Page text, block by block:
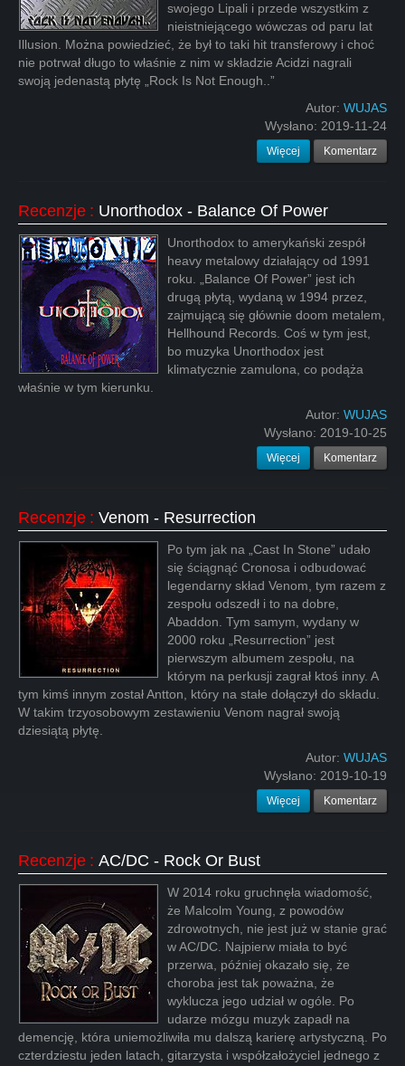
swojego Lipali i przede wszystkim z
nieistniejącego wówczas od paru lat
Illusion. Można powiedzieć, że był to taki hit transferowy i choć
nie potrwał długo to właśnie z nim w składzie Acidzi nagrali
swoją jedenastą płytę „Rock Is Not Enough..”
Autor: WUJAS
Wysłano: 2019-11-24
Więcej Komentarz
Recenzje : Unorthodox - Balance Of Power
Unorthodox to amerykański zespół
heavy metalowy działający od 1991
roku. „Balance Of Power” jest ich
drugą płytą, wydaną w 1994 przez,
zajmującą się głównie doom metalem,
Hellhound Records. Coś w tym jest,
bo muzyka Unorthodox jest
klimatycznie zamulona, co podąża
właśnie w tym kierunku.
Autor: WUJAS
Wysłano: 2019-10-25
Więcej Komentarz
Recenzje : Venom - Resurrection
Po tym jak na „Cast In Stone” udało
się ściągnąć Cronosa i odbudować
legendarny skład Venom, tym razem z
zespołu odszedł i to na dobre,
Abaddon. Tym samym, wydany w
2000 roku „Resurrection” jest
pierwszym albumem zespołu, na
którym na perkusji zagrał ktoś inny. A
tym kimś innym został Antton, który na stałe dołączył do składu.
W takim trzyosobowym zestawieniu Venom nagrał swoją
dziesiątą płytę.
Autor: WUJAS
Wysłano: 2019-10-19
Więcej Komentarz
Recenzje : AC/DC - Rock Or Bust
W 2014 roku gruchnęła wiadomość,
że Malcolm Young, z powodów
zdrowotnych, nie jest już w stanie grać
w AC/DC. Najpierw miała to być
przerwa, później okazało się, że
choroba jest tak poważna, że
wyklucza jego udział w ogóle. Po
udarze mózgu muzyk zapadł na
demencję, która uniemożliwiła mu dalszą karierę artystyczną. Po
czterdziestu jeden latach, gitarzysta i współzałożyciel jednego z